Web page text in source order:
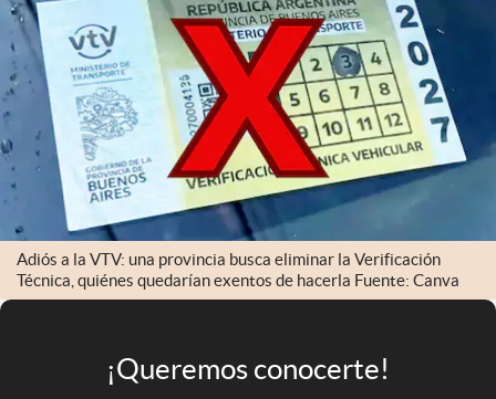
Mundial 2026
Eventos Corporativos
El Cronista Studio
Mediakit
abre en nueva pestaña
Argentina
Adiós a la VTV: una provincia busca eliminar la Verificación
Técnica, quiénes quedarían exentos de hacerla Fuente: Canva
¡Queremos conocerte!